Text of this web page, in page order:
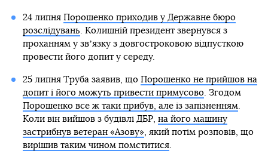
24 липня Порошенко приходив у Державне бюро
розслідувань. Колишній президент звернувся з
проханням у звʼязку з довгостроковою відпусткою
провести його допит у середу.
25 липня Труба заявив, що Порошенко не прийшов на
допит і його можуть привести примусово. Згодом
Порошенко все ж таки прибув, але із запізненням.
Коли він вийшов з будівлі ДБР, на його машину
застрибнув ветеран «Азову», який потім розповів, що
вирішив таким чином помститися.